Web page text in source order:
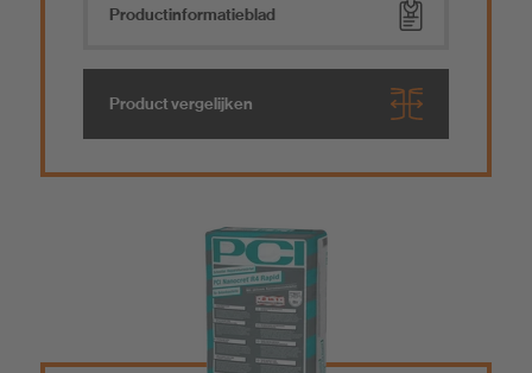
Product­informatieblad
Product vergelijken